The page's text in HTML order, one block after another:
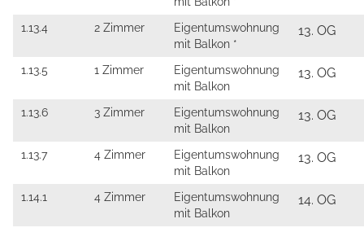
1.13.4 2 Zimmer
Eigentumswohnung
mit Balkon *
13. OG
1.13.5 1 Zimmer
Eigentumswohnung
mit Balkon
13. OG
1.13.6 3 Zimmer
Eigentumswohnung
mit Balkon
13. OG
1.13.7 4 Zimmer
Eigentumswohnung
mit Balkon
13. OG
1.14.1 4 Zimmer
Eigentumswohnung
mit Balkon
14. OG